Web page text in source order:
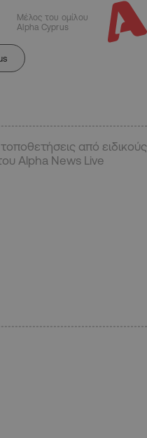
Μέλος του ομίλου
Alpha Cyprus
από ειδικούς
Alpha News Live